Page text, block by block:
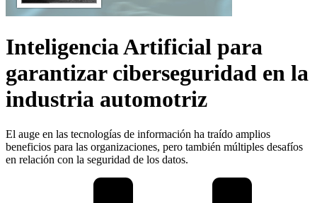
Inteligencia Artificial para
garantizar ciberseguridad en la
industria automotriz
El auge en las tecnologías de información ha traído amplios
beneficios para las organizaciones, pero también múltiples desafíos
en relación con la seguridad de los datos.